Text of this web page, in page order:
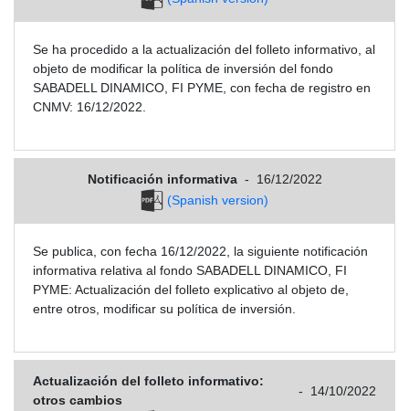
Se ha procedido a la actualización del folleto informativo, al
objeto de modificar la política de inversión del fondo
SABADELL DINAMICO, FI PYME, con fecha de registro en
CNMV: 16/12/2022.
Notificación informativa -
16/12/2022
(Spanish version)
Se publica, con fecha 16/12/2022, la siguiente notificación
informativa relativa al fondo SABADELL DINAMICO, FI
PYME: Actualización del folleto explicativo al objeto de,
entre otros, modificar su política de inversión.
Actualización del folleto informativo:
otros cambios
- 14/10/2022